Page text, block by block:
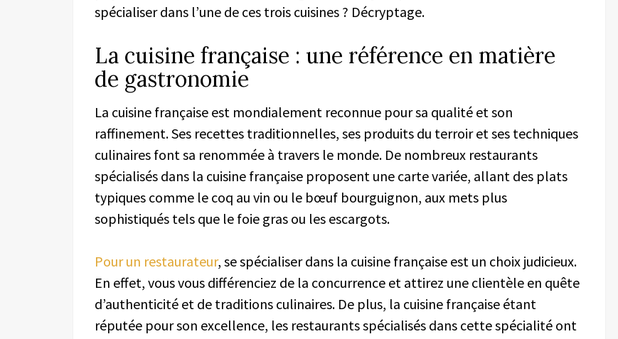
spécialiser dans l’une de ces trois cuisines ? Décryptage.
La cuisine française : une référence en matière
de gastronomie
La cuisine française est mondialement reconnue pour sa qualité et son
raffinement. Ses recettes traditionnelles, ses produits du terroir et ses techniques
culinaires font sa renommée à travers le monde. De nombreux restaurants
spécialisés dans la cuisine française proposent une carte variée, allant des plats
typiques comme le coq au vin ou le bœuf bourguignon, aux mets plus
sophistiqués tels que le foie gras ou les escargots.
Pour un restaurateur, se spécialiser dans la cuisine française est un choix judicieux.
En effet, vous vous différenciez de la concurrence et attirez une clientèle en quête
d’authenticité et de traditions culinaires. De plus, la cuisine française étant
réputée pour son excellence, les restaurants spécialisés dans cette spécialité ont